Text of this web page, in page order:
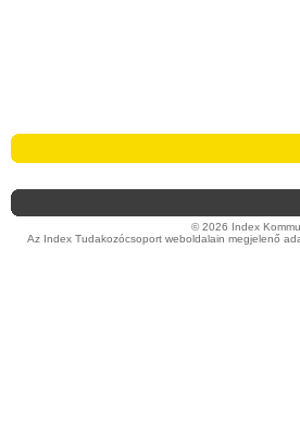
© 2026 Index
Az Index Tudakozócsoport weboldalain megjelenő